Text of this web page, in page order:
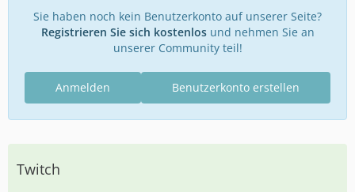
Sie haben noch kein Benutzerkonto auf unserer Seite?
Registrieren Sie sich kostenlosund nehmen Sie an
unserer Community teil!
Benutzerkonto erstellen
Anmelden
Twitch